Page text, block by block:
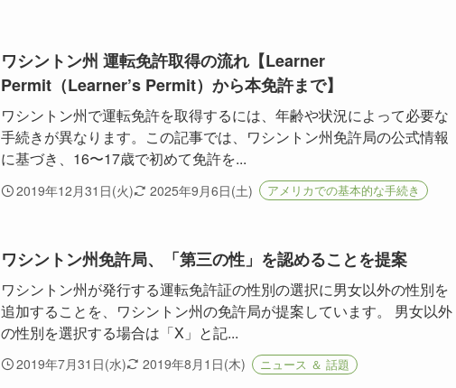
ワシントン州 運転免許取得の流れ【Learner
Permit（Learner’s Permit）から本免許まで】
ワシントン州で運転免許を取得するには、年齢や状況によって必要な
手続きが異なります。この記事では、ワシントン州免許局の公式情報
に基づき、16〜17歳で初めて免許を...
2019年12月31日(火) 2025年9月6日(土) アメリカでの基本的な手続き
ワシントン州免許局、「第三の性」を認めることを提案
ワシントン州が発行する運転免許証の性別の選択に男女以外の性別を
追加することを、ワシントン州の免許局が提案しています。 男女以外
の性別を選択する場合は「X」と記...
2019年7月31日(水) 2019年8月1日(木) ニュース ＆ 話題